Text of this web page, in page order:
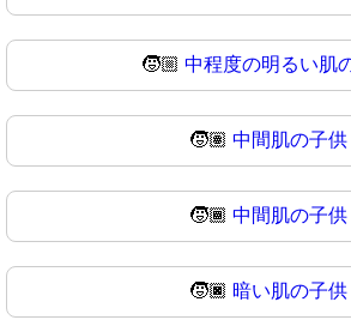
🧒🏼 中程度の明るい肌
🧒🏽 中間肌の子供
🧒🏾 中間肌の子供
🧒🏿 暗い肌の子供